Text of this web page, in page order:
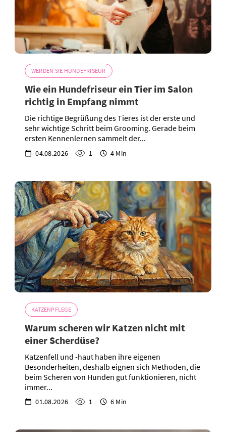
WERDEN SIE HUNDEFRISEUR
Wie ein Hundefriseur ein Tier im Salon
richtig in Empfang nimmt
Die richtige Begrüßung des Tieres ist der erste und
sehr wichtige Schritt beim Grooming. Gerade beim
ersten Kennenlernen sammelt der...
04.08.2026 1 4 Min
KATZENPFLEGE
Warum scheren wir Katzen nicht mit
einer Scherdüse?
Katzenfell und -haut haben ihre eigenen
Besonderheiten, deshalb eignen sich Methoden, die
beim Scheren von Hunden gut funktionieren, nicht
immer...
01.08.2026 1 6 Min